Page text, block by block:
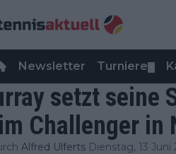
Newsletter Turniere
setzt seine
Challenger
Alfred Ulferts Dienstag, 13